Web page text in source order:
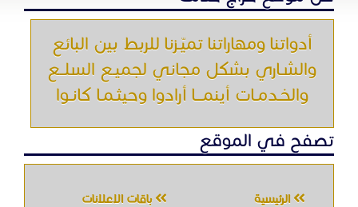
الرئيسية
شروط الاستخدام
اتصل بنا